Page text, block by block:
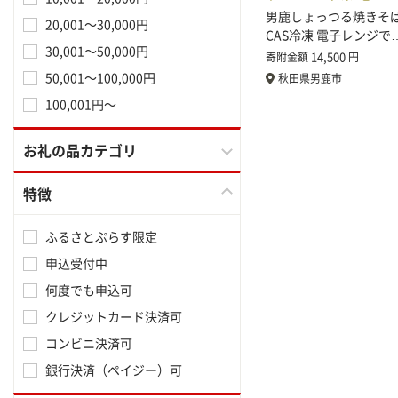
20,001～30,000円
30,001～50,000円
50,001～100,000円
100,001円～
お礼の品カテゴリ
特徴
ふるさとぷらす限定
申込受付中
何度でも申込可
クレジットカード決済可
コンビニ決済可
銀行決済（ペイジー）可
男鹿しょっつる焼きそ
CAS冷凍 電子レンジで
寄附金額 14,500 円
秋田県男鹿市